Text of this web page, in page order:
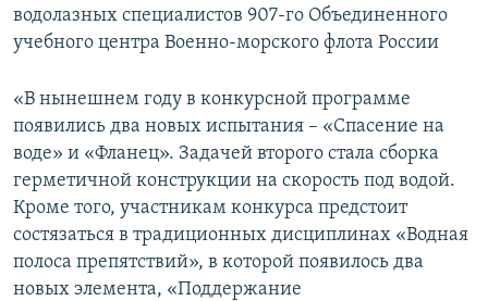
водолазных специалистов 907-го Объединенного
учебного центра Военно-морского флота России
«В нынешнем году в конкурсной программе
появились два новых испытания – «Спасение на
воде» и «Фланец». Задачей второго стала сборка
герметичной конструкции на скорость под водой.
Кроме того, участникам конкурса предстоит
состязаться в традиционных дисциплинах «Водная
полоса препятствий», в которой появилось два
новых элемента, «Поддержание